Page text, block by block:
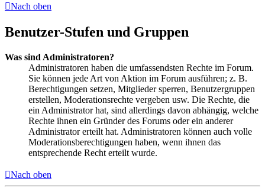
Nach oben
Benutzer-Stufen und Gruppen
Was sind Administratoren?
Administratoren haben die umfassendsten Rechte im Forum.
Sie können jede Art von Aktion im Forum ausführen; z. B.
Berechtigungen setzen, Mitglieder sperren, Benutzergruppen
erstellen, Moderationsrechte vergeben usw. Die Rechte, die
ein Administrator hat, sind allerdings davon abhängig, welche
Rechte ihnen ein Gründer des Forums oder ein anderer
Administrator erteilt hat. Administratoren können auch volle
Moderationsberechtigungen haben, wenn ihnen das
entsprechende Recht erteilt wurde.
Nach oben